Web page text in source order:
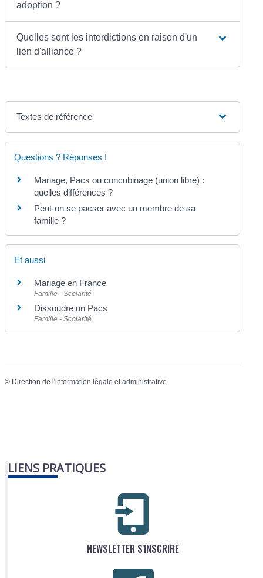
adoption ?
Quelles sont les interdictions en raison d'un
lien d'alliance ?
Textes de référence
Questions ? Réponses !
Mariage, Pacs ou concubinage (union libre) :
quelles différences ?
Peut-on se pacser avec un membre de sa
famille ?
Et aussi
Mariage en France
Famille - Scolarité
Dissoudre un Pacs
Famille - Scolarité
© Direction de l'information légale et administrative
LIENS PRATIQUES
NEWSLETTER S'INSCRIRE